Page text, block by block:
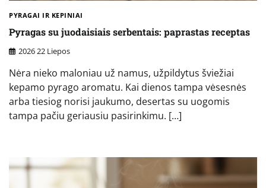
PYRAGAI IR KEPINIAI
Pyragas su juodaisiais serbentais: paprastas receptas
2026 22 Liepos
Nėra nieko maloniau už namus, užpildytus šviežiai
kepamo pyrago aromatu. Kai dienos tampa vėsesnės
arba tiesiog norisi jaukumo, desertas su uogomis
tampa pačiu geriausiu pasirinkimu. […]